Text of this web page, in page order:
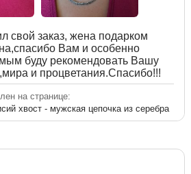
свой заказ, жена подарком
Вам и особенно
буду рекомендовать Вашу
и процветания.Спасибо!!!
на странице:
хвост - мужская цепочка из серебра